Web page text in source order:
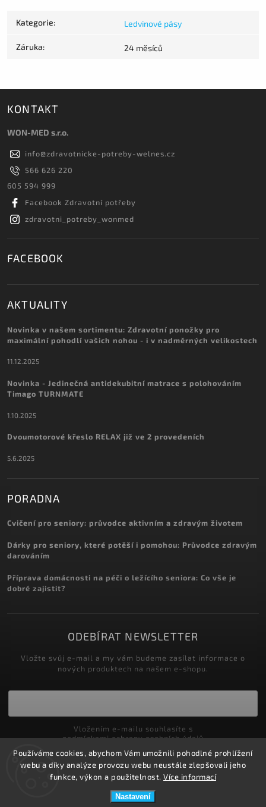
Používáme cookies, abychom Vám umožnili pohodlné prohlížení
webu a díky analýze provozu webu neustále zlepšovali jeho
funkce, výkon a použitelnost. Více informací
Nastavení
Kategorie: Ledvinové pásy
Záruka: 24 měsíců
KONTAKT
WON-MED s.r.o.
info@zdravotnicke-potreby-welnes.cz
566 626 220
605 594 999
Facebook Zdravotní potřeby
zdravotni_potreby_wonmed
FACEBOOK
AKTUALITY
Novinka v našem sortimentu: Zdravotní ponožky pro
maximální pohodlí vašich nohou - i v nadměrných velikostech
11.12.2025
Novinka - Jedinečná antidekubitní matrace s polohováním
Timago TURNMATE
1.10.2025
Dvoumotorové křeslo RELAX již ve 2 provedeních
5.6.2025
PORADNA
Cvičení pro seniory: průvodce aktivním a zdravým životem
Dárky pro seniory, které potěší i pomohou: Průvodce zdravým
darováním
Příprava domácnosti na péči o ležícího seniora: Co vše je
dobré zajistit?
ODEBÍRAT NEWSLETTER
Vložte svůj e-mail a my vám budeme zasílat informace o
nových produktech na našem e-shopu.
podmínkami ochrany osobních údajů
Přihlásit se